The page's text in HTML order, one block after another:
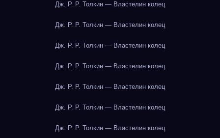
Дж. Р. Р. Толкин — Властелин колец
Дж. Р. Р. Толкин — Властелин колец
Дж. Р. Р. Толкин — Властелин колец
Дж. Р. Р. Толкин — Властелин колец
Дж. Р. Р. Толкин — Властелин колец
Дж. Р. Р. Толкин — Властелин колец
Дж. Р. Р. Толкин — Властелин колец